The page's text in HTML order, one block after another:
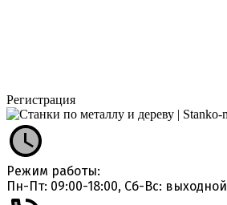
Регистрация
Режим работы:
Пн-Пт: 09:00-18:00, Сб-Вс: выходной